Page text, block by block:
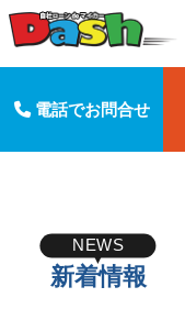
電話でお問合せ
NEWS
新着情報